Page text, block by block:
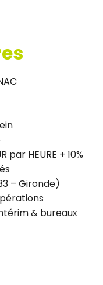
par HEURE + 10%
– Gironde)
& bureaux